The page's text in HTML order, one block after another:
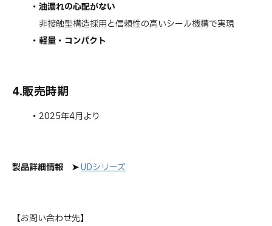
・油漏れの心配がない
非接触型構造採用と信頼性の高いシール機構で実現
・軽量・コンパクト
4.販売時期
・ 2025年4月より
製品詳細情報 ➤UDシリーズ
【お問い合わせ先】